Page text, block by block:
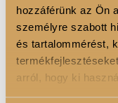
hozzáférünk az Ön
személyre szabott
és tartalommérést,
arról, hogy ki
TERMÉKLEÍRÁS